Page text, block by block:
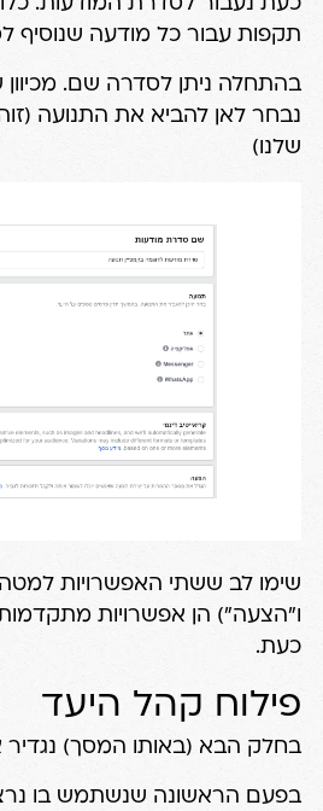
כעת נעבור לסדרת המודעות.
תקפות עבור כל מודעה שנוסיף
בהתחלה ניתן לסדרה שם.
נבחר לאן להביא את התנועה
שלנו)
שימו לב ששתי האפשרויות למטה
ו"הצעה") הן אפשרויות מתקדמות
כעת.
פילוח קהל היעד
בחלק הבא (באותו המסך)
בפעם הראשונה שנשתמש בו